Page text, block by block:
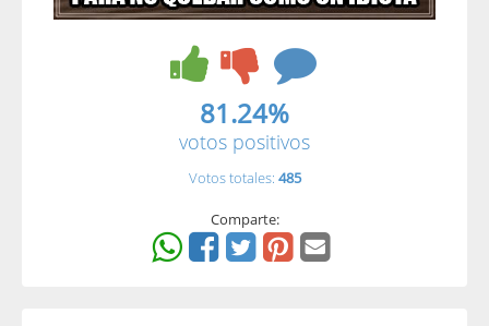
81.24%
votos positivos
Votos totales: 485
Comparte: